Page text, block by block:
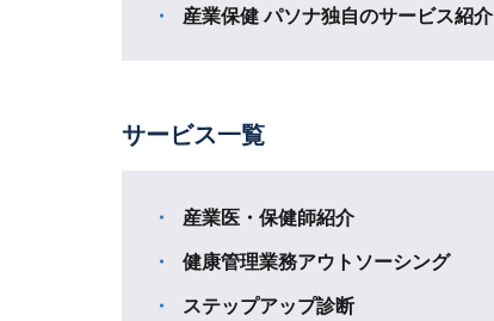
産業保健 パソナ独自のサービス紹介
サービス一覧
産業医・保健師紹介
健康管理業務アウトソーシング
ステップアップ診断